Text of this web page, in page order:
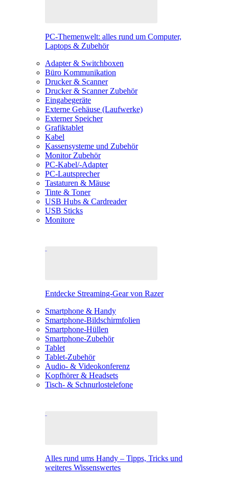
PC-Themenwelt: alles rund um Computer,
Laptops & Zubehör
Adapter & Switchboxen
Büro Kommunikation
Drucker & Scanner
Drucker & Scanner Zubehör
Eingabegeräte
Externe Gehäuse (Laufwerke)
Externer Speicher
Grafiktablet
Kabel
Kassensysteme und Zubehör
Monitor Zubehör
PC-Kabel/-Adapter
PC-Lautsprecher
Tastaturen & Mäuse
Tinte & Toner
USB Hubs & Cardreader
USB Sticks
Monitore
Entdecke Streaming-Gear von Razer
Smartphone & Handy
Smartphone-Bildschirmfolien
Smartphone-Hüllen
Smartphone-Zubehör
Tablet
Tablet-Zubehör
Audio- & Videokonferenz
Kopfhörer & Headsets
Tisch- & Schnurlostelefone
Alles rund ums Handy – Tipps, Tricks und
weiteres Wissenswertes